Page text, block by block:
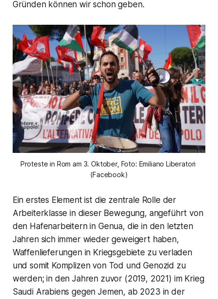
Gründen können wir schon geben.
Proteste in Rom am 3. Oktober, Foto: Emiliano Liberatori
(Facebook)
Ein erstes Element ist die zentrale Rolle der
Arbeiterklasse in dieser Bewegung, angeführt von
den Hafenarbeitern in Genua, die in den letzten
Jahren sich immer wieder geweigert haben,
Waffenlieferungen in Kriegsgebiete zu verladen
und somit Komplizen von Tod und Genozid zu
werden; in den Jahren zuvor (2019, 2021) im Krieg
Saudi Arabiens gegen Jemen, ab 2023 in der